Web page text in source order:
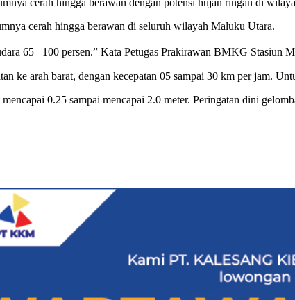
cerah hingga berawan di seluruh wilayah Maluku Utara.
65– 100 persen.” Kata Petugas Prakirawan BMKG
ke arah barat, dengan kecepatan 05 sampai 30 km per jam.
0.25 sampai mencapai 2.0 meter. Peringatan dini